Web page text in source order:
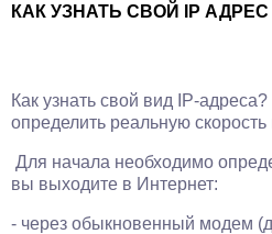
КАК УЗНАТЬ СВОЙ IP АДРЕС
Как узнать свой вид IP-
определить реальную скорость
Для начала необходимо
вы выходите в Интернет:
- через обыкновенный модем